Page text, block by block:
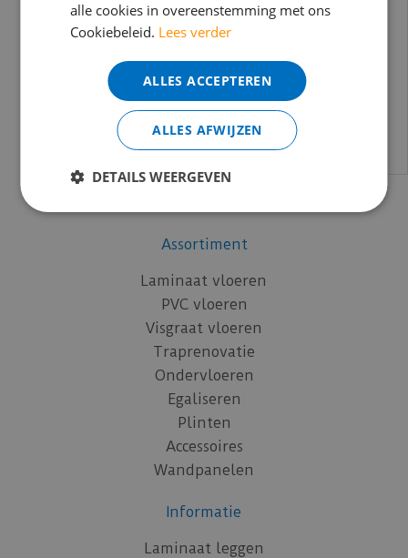
Moduleo
Otium at Home
Quick-Step
Silentlines
Timber Trend
Uzin
Vivafloors
Vloer-Profielen
Assortiment
Laminaat vloeren
PVC vloeren
Visgraat vloeren
Traprenovatie
Ondervloeren
Egaliseren
Plinten
Accessoires
Wandpanelen
Informatie
Laminaat leggen
Bestelling worden uiteraard verwerkt
echter iets minder snel dan wat je van ons
gewend bent.
Voor vragen kan je ons bereiken via
info@merkvloerenwinkel.nl
alle cookies in overeenstemming met ons
Cookiebeleid. Lees verder
ALLES ACCEPTEREN
ALLES AFWIJZEN
DETAILS WEERGEVEN